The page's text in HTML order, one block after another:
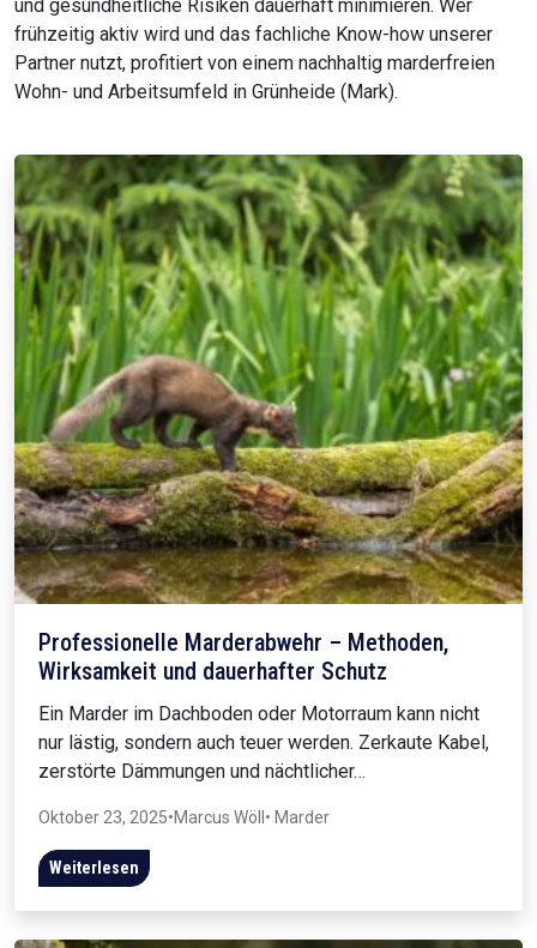
und gesundheitliche Risiken dauerhaft minimieren. Wer
frühzeitig aktiv wird und das fachliche Know-how unserer
Partner nutzt, profitiert von einem nachhaltig marderfreien
Wohn- und Arbeitsumfeld in Grünheide (Mark).
Professionelle Marderabwehr – Methoden,
Wirksamkeit und dauerhafter Schutz
Ein Marder im Dachboden oder Motorraum kann nicht
nur lästig, sondern auch teuer werden. Zerkaute Kabel,
zerstörte Dämmungen und nächtlicher…
Oktober 23, 2025•Marcus Wöll• Marder
Weiterlesen